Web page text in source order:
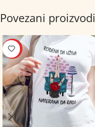
Povezani proizvodi
HOT